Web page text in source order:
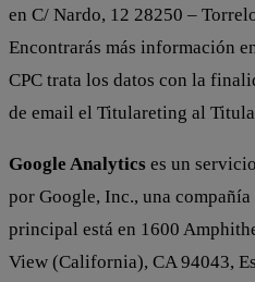
en C/ Nardo, 12 28250 –
Encontrarás más información
CPC trata los datos con la
de email el Titulareting al
Google Analytics es un
por Google, Inc., una
principal está en 1600
View (California), CA 94043,